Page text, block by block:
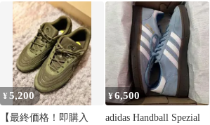
27.5cm
¥5,200
【最終価格！即購入
¥6,500
adidas Handball Spezial